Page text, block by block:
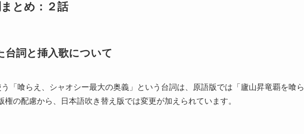
とめ：２話
台詞と挿入歌について
「喰らえ、シャオシー最大の奥義」という台詞は、原語版では「廬山昇竜覇を喰ら
権の配慮から、日本語吹き替え版では変更が加えられています。